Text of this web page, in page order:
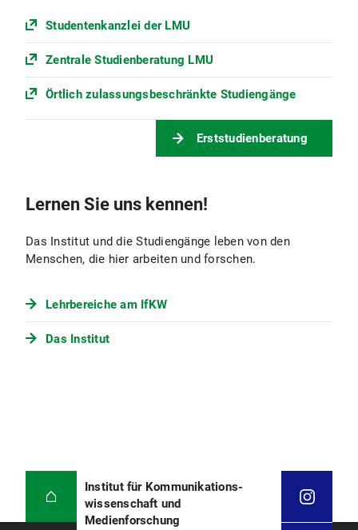
Studentenkanzlei der LMU
Zentrale Studienberatung LMU
Örtlich zulassungsbeschränkte Studiengänge
Erststudienberatung
Lernen Sie uns kennen!
Das Institut und die Studiengänge leben von den
Menschen, die hier arbeiten und forschen.
Lehrbereiche am IfKW
Das Institut
Institut für Kommunikations­
wissenschaft und
Medienforschung